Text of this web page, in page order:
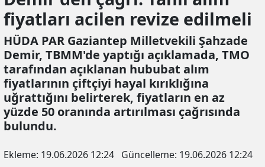
fiyatları acilen revize edilmeli
HÜDA PAR Gaziantep Milletvekili Şahzade
Demir, TBMM'de yaptığı açıklamada, TMO
tarafından açıklanan hububat alım
fiyatlarının çiftçiyi hayal kırıklığına
uğrattığını belirterek, fiyatların en az
yüzde 50 oranında artırılması çağrısında
bulundu.
Ekleme: 19.06.2026 12:24 Güncelleme: 19.06.2026 12:24